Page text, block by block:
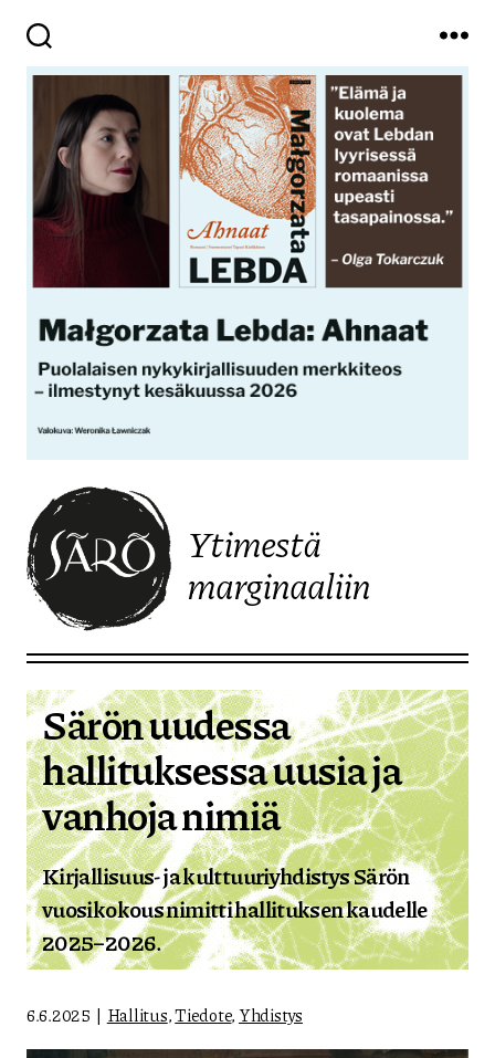
Ytimestä
marginaaliin
Särön uudessa
hallituksessa uusia ja
vanhoja nimiä
Kirjallisuus- ja kulttuuriyhdistys Särön
vuosikokous nimitti hallituksen kaudelle
2025–2026.
6.6.2025 Hallitus,Tiedote,Yhdistys